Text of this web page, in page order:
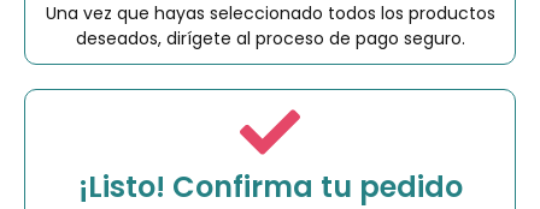
Una vez que hayas seleccionado todos los productos
deseados, dirígete al proceso de pago seguro.
¡Listo! Confirma tu pedido